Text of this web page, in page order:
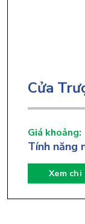
Cửa
Giá khoảng:
Tính năng
Xem